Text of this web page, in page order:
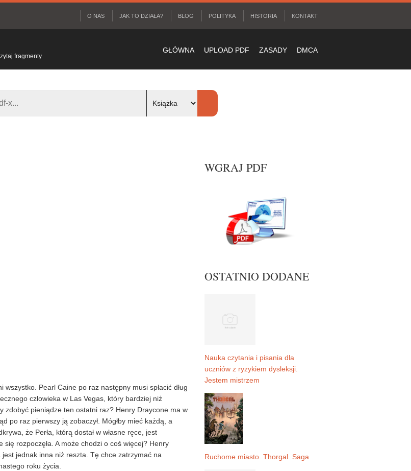
O NAS JAK TO DZIAŁA? BLOG POLITYKA HISTORIA KONTAKT
fragmenty
GŁÓWNA UPLOAD PDF ZASADY DMCA
Pearl Caine po raz następny musi spłacić dług
człowieka w Las Vegas, który bardziej niż
zdobyć pieniądze ten ostatni raz? Henry Draycone ma w
po raz pierwszy ją zobaczył. Mógłby mieć każdą, a
że Perła, którą dostał w własne ręce, jest
się rozpoczęła. A może chodzi o coś więcej? Henry
jednak inna niż reszta. Tę chce zatrzymać na
roku życia.
WGRAJ PDF
OSTATNIO DODANE
Nauka czytania i pisania dla
uczniów z ryzykiem dysleksji.
Jestem mistrzem
Ruchome miasto. Thorgal. Saga